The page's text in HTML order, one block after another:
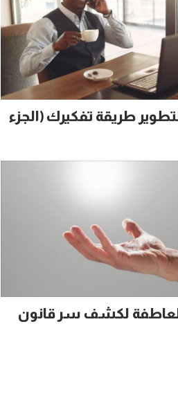
لتطوير طريقة تفكيرك (الجزء
لكشف سر قانون